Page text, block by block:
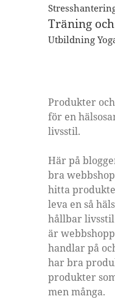
Träning
Utbildning
Produkter
för en
livsstil.
Här på
bra
hitta
leva en så
hållbar
är
handlar på
har bra
produkter
men många.